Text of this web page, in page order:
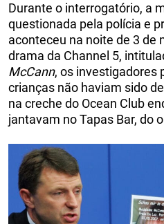
Durante o interrogatório, a
questionada pela polícia e
aconteceu na noite de 3 de
drama da Channel 5,
McCann, os investigadores
crianças não haviam sido
na creche do Ocean Club
jantavam no Tapas Bar, do